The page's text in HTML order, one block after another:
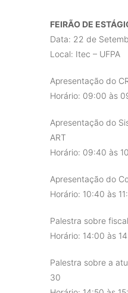
FEIRÃO DE
Data: 22 de
Local: Itec – UFPA
Apresentação do
Horário: 09:00 às
Apresentação do
ART
Horário: 09:40 às
Apresentação do
Horário: 10:40 às
Palestra sobre
Horário: 14:00 às
Palestra sobre a
30